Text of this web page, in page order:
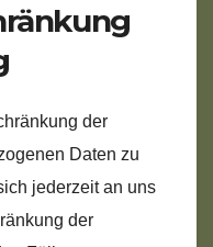
der
Daten zu
jederzeit an uns
der